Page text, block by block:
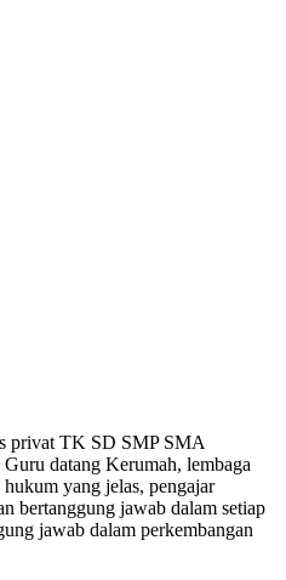
privat TK SD SMP SMA
datang Kerumah, lembaga
yang jelas, pengajar
bertanggung jawab dalam setiap
jawab dalam perkembangan